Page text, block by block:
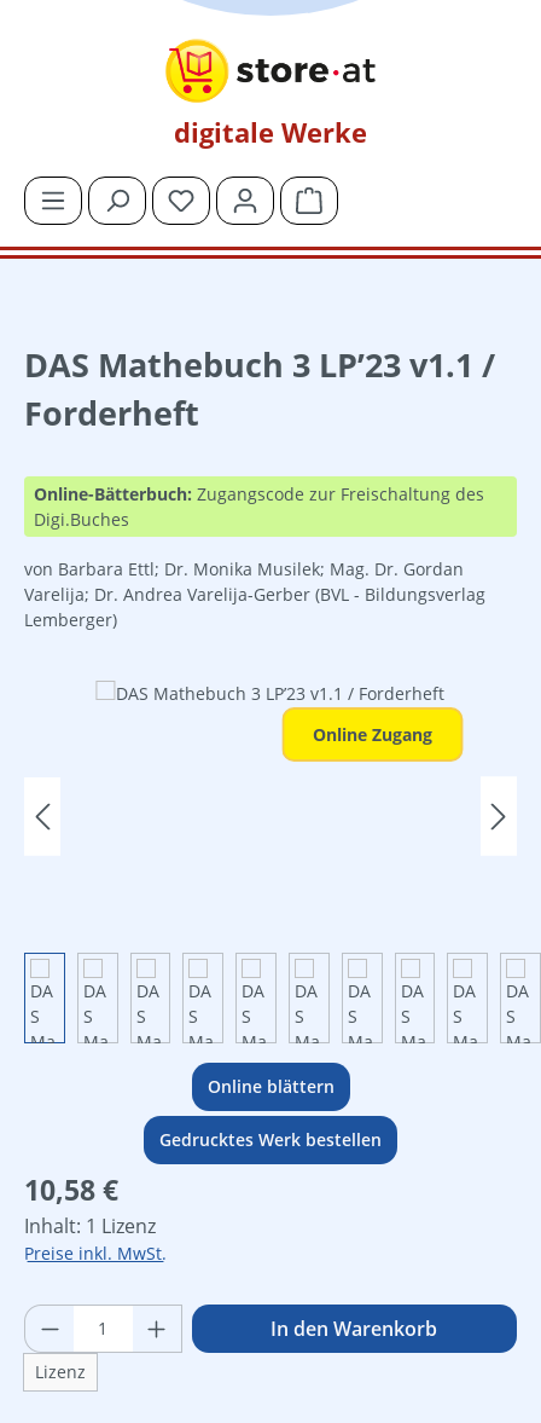
digitale Werke
Du hast 0 Produkte auf dem Merkzettel
Warenkorb enthält 0
DAS Mathebuch 3 LP’23 v1.1 /
Forderheft
Online-Bätterbuch: Zugangscode zur Freischaltung des
Digi.Buches
von Barbara Ettl; Dr. Monika Musilek; Mag. Dr. Gordan
Varelija; Dr. Andrea Varelija-Gerber (BVL - Bildungsverlag
Lemberger)
Bildergalerie überspringen
Online Zugang
Online blättern
Gedrucktes Werk bestellen
Regulärer Preis:
10,58 €
Inhalt: 1 Lizenz
Preise inkl. MwSt.
Produkt Anzahl: Gib den gewünschten
Lizenz
In den Warenkorb